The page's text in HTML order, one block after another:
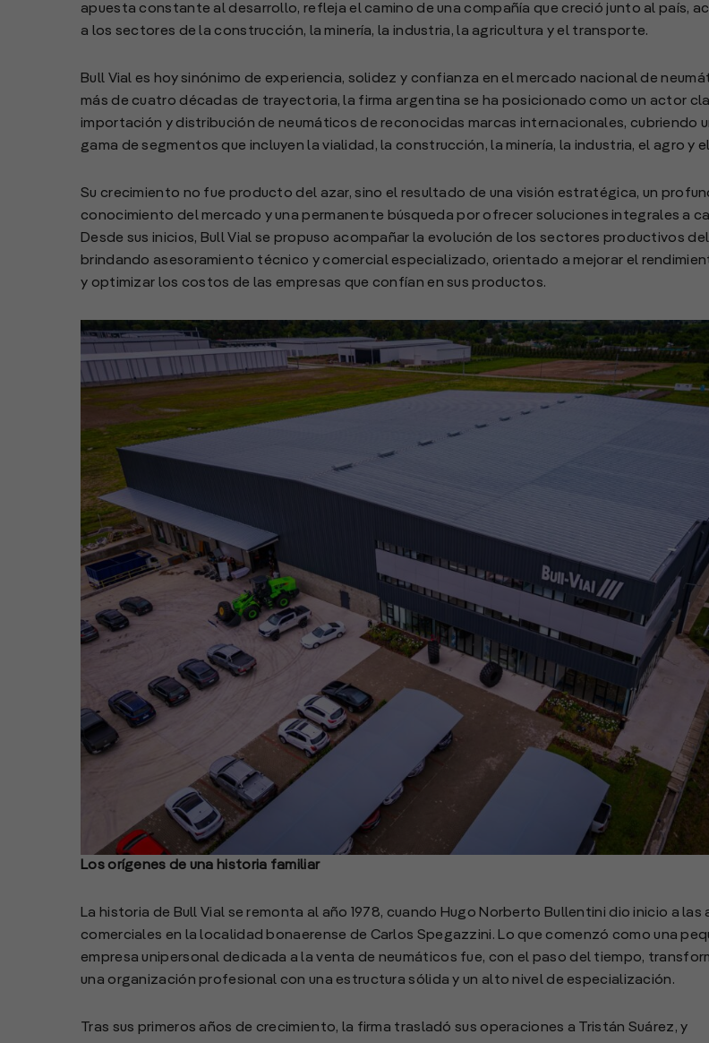
apuesta constante al desarrollo, refleja el camino de una compañía que creció junto al país,
a los sectores de la construcción, la minería, la industria, la agricultura y el transporte.
Bull Vial es hoy sinónimo de experiencia, solidez y confianza en el mercado nacional de
más de cuatro décadas de trayectoria, la firma argentina se ha posicionado como un actor
importación y distribución de neumáticos de reconocidas marcas internacionales, cubriendo
gama de segmentos que incluyen la vialidad, la construcción, la minería, la industria, el agro y
Su crecimiento no fue producto del azar, sino el resultado de una visión estratégica, un
conocimiento del mercado y una permanente búsqueda por ofrecer soluciones integrales a
Desde sus inicios, Bull Vial se propuso acompañar la evolución de los sectores productivos
brindando asesoramiento técnico y comercial especializado, orientado a mejorar el
y optimizar los costos de las empresas que confían en sus productos.
Los orígenes de una historia familiar
La historia de Bull Vial se remonta al año 1978, cuando Hugo Norberto Bullentini dio inicio a las
comerciales en la localidad bonaerense de Carlos Spegazzini. Lo que comenzó como una
empresa unipersonal dedicada a la venta de neumáticos fue, con el paso del tiempo,
una organización profesional con una estructura sólida y un alto nivel de especialización.
Tras sus primeros años de crecimiento, la firma trasladó sus operaciones a Tristán Suárez, y